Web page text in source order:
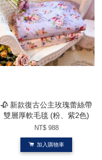
🥀 新款復古公主玫瑰蕾絲帶
雙層厚軟毛毯 (粉、紫2色)
NT$ 988
加入購物車